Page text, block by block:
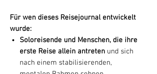
Für wen dieses Reisejournal entwickelt
wurde:
Soloreisende und Menschen, die ihre
erste Reise allein antreten und sich
nach einem stabilisierenden,